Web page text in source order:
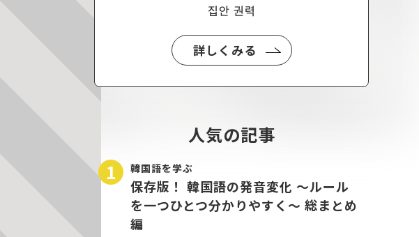
집안 권력
詳しくみる
人気の記事
韓国語を学ぶ
保存版！ 韓国語の発音変化 〜ルール
を一つひとつ分かりやすく〜 総まとめ
編